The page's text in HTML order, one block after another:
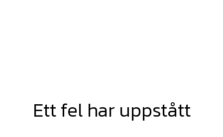
Ett fel har uppstått